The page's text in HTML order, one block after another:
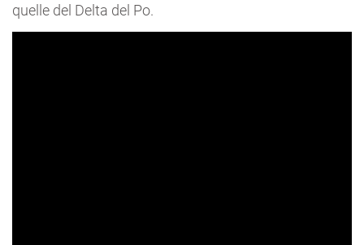
quelle del Delta del Po.